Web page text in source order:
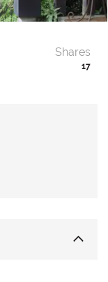
17
Shares